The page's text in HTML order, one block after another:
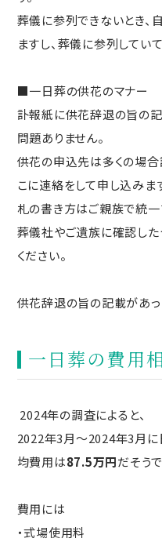
葬儀に参列できないとき、
ますし、葬儀に参列してい
■一日葬の供花のマナー
訃報紙に供花辞退の旨の
問題ありません。
供花の申込先は多くの場合
こに連絡をして申し込みま
札の書き方はご親族で統一
葬儀社やご遺族に確認した
ください。
供花辞退の旨の記載があっ
一日葬の費用
2024年の調査によると、
2022年3月～2024年3月
均費用は87.5万円だそうで
費用には
・式場使用料